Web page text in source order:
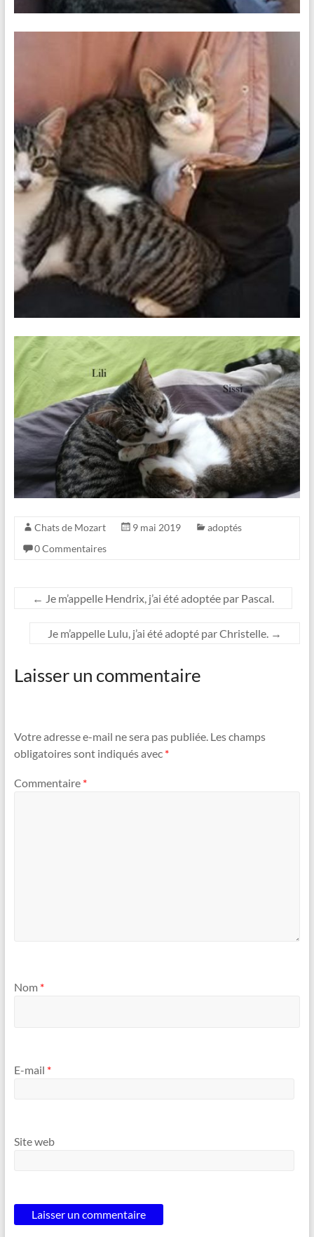
Chats de Mozart 9 mai 2019
adoptés
0 Commentaires
← Je m’appelle Hendrix, j’ai été adoptée par Pascal.
Je m’appelle Lulu, j’ai été adopté par Christelle. →
Laisser un commentaire
Votre adresse e-mail ne sera pas publiée. Les champs
obligatoires sont indiqués avec *
Commentaire *
Nom *
E-mail *
Site web